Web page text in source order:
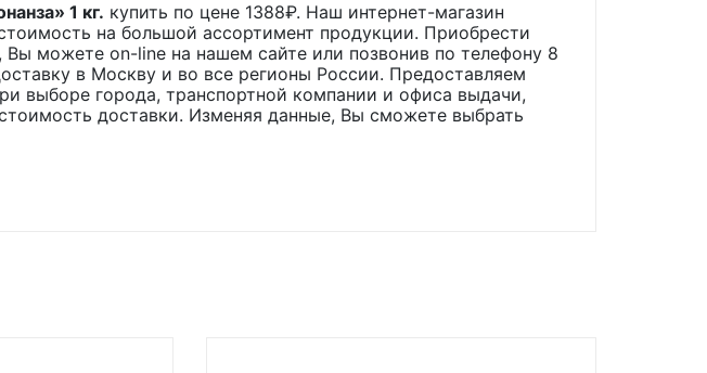
1 кг. купить по цене 1388₽. Наш интернет-магазин
на большой ассортимент продукции. Приобрести
можете on-line на нашем сайте или позвонив по телефону 8
в Москву и во все регионы России. Предоставляем
выборе города, транспортной компании и офиса выдачи,
доставки. Изменяя данные, Вы сможете выбрать